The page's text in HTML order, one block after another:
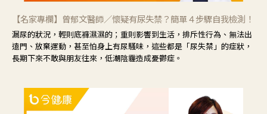
【名家專欄】曾郁文醫師／懷疑有尿失禁？簡單４步驟自我檢測！
漏尿的狀況，輕則底褲濕濕的；重則影響到生活，排斥性行為、無法出
遠門、放棄運動，甚至怕身上有尿騷味，這些都是「尿失禁」的症狀，
長期下來不敢與朋友往來，低潮陰霾造成憂鬱症。